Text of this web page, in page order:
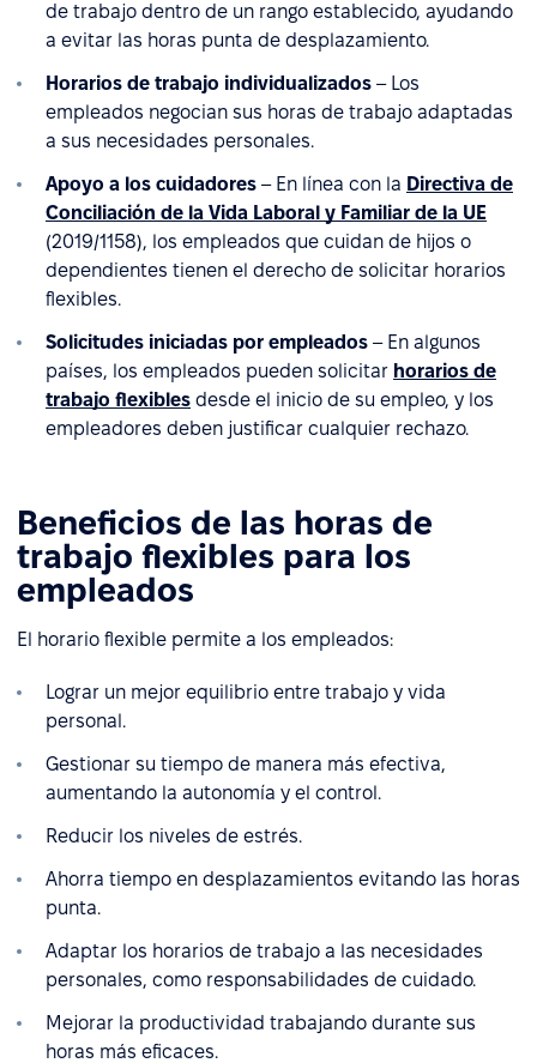
de trabajo dentro de un rango establecido, ayudando
a evitar las horas punta de desplazamiento.
Horarios de trabajo individualizados – Los
empleados negocian sus horas de trabajo adaptadas
a sus necesidades personales.
Apoyo a los cuidadores – En línea con la Directiva de
Conciliación de la Vida Laboral y Familiar de la UE
(2019/1158), los empleados que cuidan de hijos o
dependientes tienen el derecho de solicitar horarios
flexibles.
Solicitudes iniciadas por empleados – En algunos
países, los empleados pueden solicitar horarios de
trabajo flexibles desde el inicio de su empleo, y los
empleadores deben justificar cualquier rechazo.
Beneficios de las horas de
trabajo flexibles para los
empleados
El horario flexible permite a los empleados:
Lograr un mejor equilibrio entre trabajo y vida
personal.
Gestionar su tiempo de manera más efectiva,
aumentando la autonomía y el control.
Reducir los niveles de estrés.
Ahorra tiempo en desplazamientos evitando las horas
punta.
Adaptar los horarios de trabajo a las necesidades
personales, como responsabilidades de cuidado.
Mejorar la productividad trabajando durante sus
horas más eficaces.